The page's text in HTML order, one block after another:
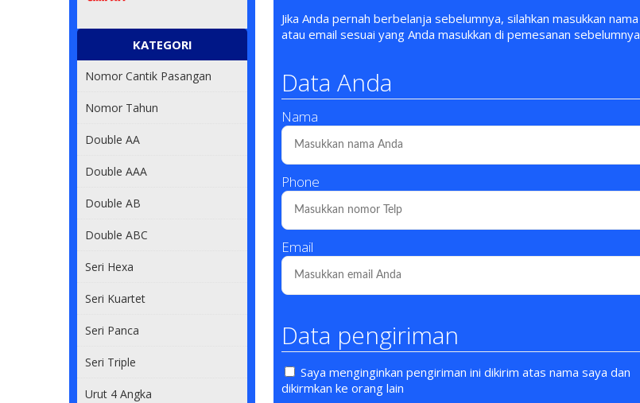
KATEGORI
Nomor Cantik Pasangan
Nomor Tahun
Double AA
Double AAA
Double AB
Double ABC
Seri Hexa
Seri Kuartet
Seri Panca
Seri Triple
Urut 4 Angka
Jika Anda pernah berbelanja sebelumnya, silahkan masukkan nama
atau email sesuai yang Anda masukkan di pemesanan sebelumnya
Data Anda
Nama
Phone
Email
Data pengiriman
Saya menginginkan pengiriman ini dikirim atas nama saya dan
dikirmkan ke orang lain